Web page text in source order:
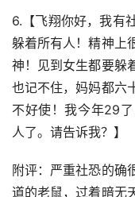
6.【飞翔你好，我有
躲着所有人！精神上
神！见到女生都要躲
也记不住，妈妈都六
不好使！我今年29
人了。请告诉我？】
附评：严重社恐的确
道的老鼠，过着暗无